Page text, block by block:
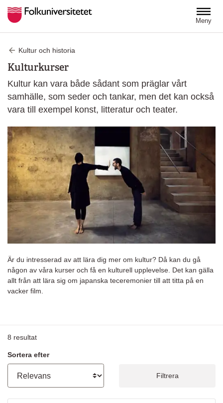
Meny
Kultur och historia
Kulturkurser
Kultur kan vara både sådant som präglar vårt
samhälle, som seder och tankar, men det kan också
vara till exempel konst, litteratur och teater.
Är du intresserad av att lära dig mer om kultur? Då kan du gå
någon av våra kurser och få en kulturell upplevelse. Det kan gälla
allt från att lära sig om japanska teceremonier till att titta på en
vacker film.
8 resultat
Sortera efter
Filtrera